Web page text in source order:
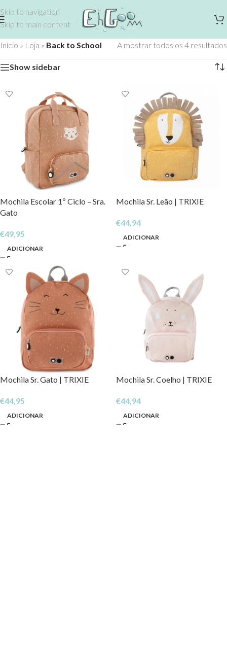
Skip to navigation
Skip to main content
Início » Loja » Back to School A mostrar todos os 4 resultados
Show sidebar
Mochila Escolar 1º Ciclo – Sra.
Gato
€49,95
ADICIONAR
Mochila Sr. Leão | TRIXIE
€44,94
ADICIONAR
Mochila Sr. Gato | TRIXIE
€44,95
ADICIONAR
Mochila Sr. Coelho | TRIXIE
€44,94
ADICIONAR